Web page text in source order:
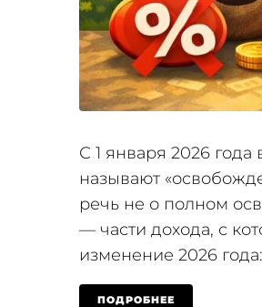
С 1 января 2026
называют
речь не о полном
— части дохода, с
изменение 2026
ПОДРОБНЕЕ